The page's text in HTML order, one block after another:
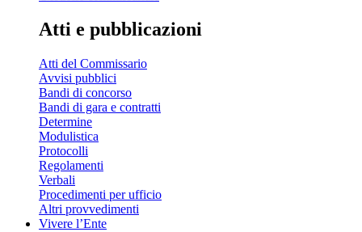
Atti e pubblicazioni
Atti del Commissario
Avvisi pubblici
Bandi di concorso
Bandi di gara e contratti
Determine
Modulistica
Protocolli
Regolamenti
Verbali
Procedimenti per ufficio
Altri provvedimenti
Vivere l’Ente